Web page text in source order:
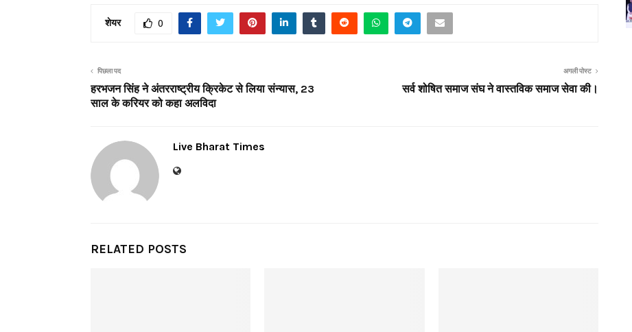
शेयर 0
पिछला पद
हरभजन सिंह ने अंतरराष्ट्रीय क्रिकेट से लिया संन्यास, 23
साल के करियर को कहा अलविदा
अगली पोस्ट
सर्व शोषित समाज संघ ने वास्तविक समाज सेवा की।
Live Bharat Times
RELATED POSTS